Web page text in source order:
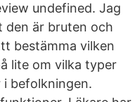
undefined. Jag
den är bruten och
bestämma vilken
lite om vilka typer
i befolkningen.